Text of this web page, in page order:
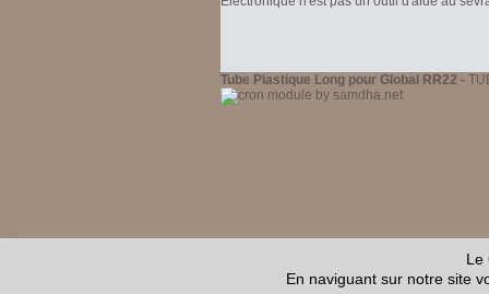
Tube Plastique Long pour Global RR22 -
Le
En naviguant sur notre site